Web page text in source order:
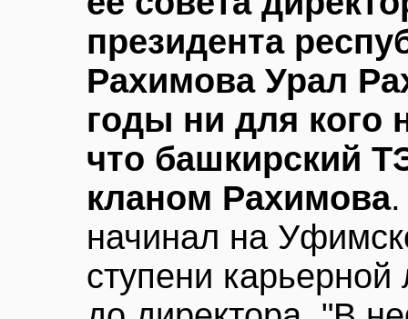
президента
Рахимова Урал
годы ни для кого
что башкирский
кланом Рахимова.
начинал на
ступени